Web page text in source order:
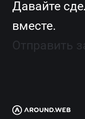
Давайте
вместе.
Отправить